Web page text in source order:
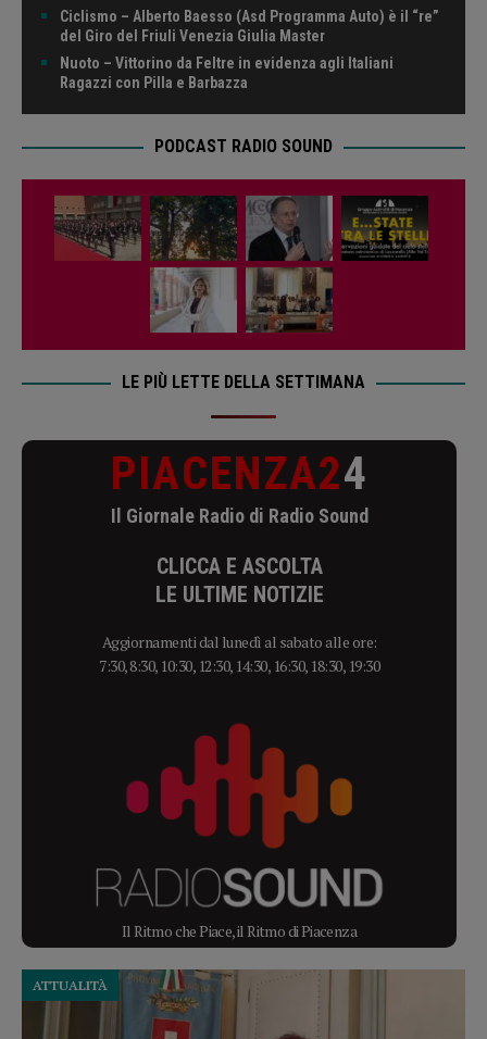
Ciclismo – Alberto Baesso (Asd Programma Auto) è il “re”
del Giro del Friuli Venezia Giulia Master
Nuoto – Vittorino da Feltre in evidenza agli Italiani
Ragazzi con Pilla e Barbazza
PODCAST RADIO SOUND
LE PIÙ LETTE DELLA SETTIMANA
PIACENZA24
Il Giornale Radio di Radio Sound
CLICCA E ASCOLTA
LE ULTIME NOTIZIE
Aggiornamenti dal lunedì al sabato alle ore:
7:30, 8:30, 10:30, 12:30, 14:30, 16:30, 18:30, 19:30
Il Ritmo che Piace, il Ritmo di Piacenza
ATTUALITÀ